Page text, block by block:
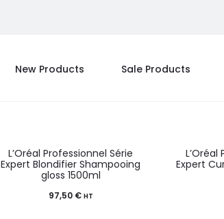
New Products Sale Products
L’Oréal Professionnel Série
Expert Blondifier Shampooing
gloss 1500ml
97,50 € HT
L’Oréal
Expert